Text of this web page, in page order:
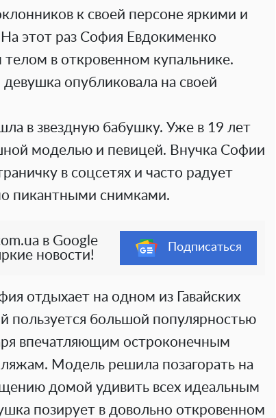
к своей персоне яркими и
этот раз София Евдокименко
телом в откровенном купальнике.
опубликовала на своей
в звездную бабушку. Уже в 19 лет
моделью и певицей. Внучка Софии
в соцсетях и часто радует
пикантными снимками.
в Google
новости!
Подписаться
отдыхает на одном из Гавайских
пользуется большой популярностью
впечатляющим остроконечным
Модель решила позагорать на
домой удивить всех идеальным
позирует в довольно откровенном